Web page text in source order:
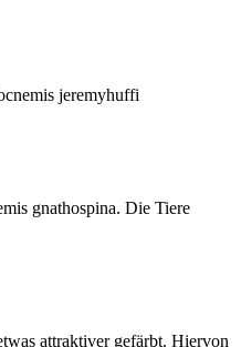
jeremyhuffi
gnathospina. Die Tiere
attraktiver gefärbt. Hiervon